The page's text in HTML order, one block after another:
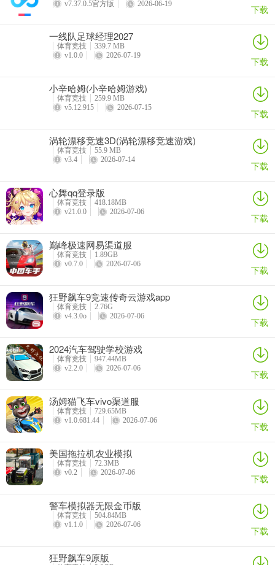
挑战模式，如果你是新手小白还可以去练习场试炼。
各种问题，港式五张棋牌带给你最贴心的服务。
4、游戏之中既可以轻松的在线玩牌，又可以广交五湖四海的好友，等
5、清新唯美的游戏画风给你带来全新的视觉体验，炫酷特效让出牌变
6、游戏采用微信登录，港式五张棋牌支持自由创建私人房，手机在线
邀请好友们一起打牌。
钱，轻松玩转棋牌棋牌娱乐的竞技。星耀棋牌正版高玩点评
8、超多热门的棋牌竞技游戏可以去体验，汇聚了相当多的喜爱棋牌的
建立对局，吸引更多强大的棋牌爱好者在这裏不断汇聚。
港式五张棋牌游戏规则
1、-点击房间中的一些场景就可以去进行互动了，还可以切换到不同
的视角去观察的，给你一些提示和想法。 游戏测评：
了三张牌技巧，那么总会对你玩游戏有益处的。玩家点评：
3、青岛网通棋牌是一款年度超火爆的全民期待的棋牌游戏，该游戏玩
效，炸的飞起，港式五张棋牌各种经典酷炫的玩法好玩到让你飞起，
不洗牌玩法、欢乐经典场、经典叫分场、癞子场等多种玩法随你选。
同城游戏，港式五张棋牌欢乐交友，港式五张棋牌线上线下，点赞送
礼，好玩不孤单， 全新实物大奖赛来袭，无门槛参赛赛，拼实力拼人
品，海量年货等你带回家。软件特色
4、问题修复及性能优化，改进用户体验.
5、软件为你提供便捷的彩票大数据信息，港式五张棋牌进行研究分
析，为满足更多用户的需求，提高您的彩票中奖率；
游戏乐趣，大量的每周任务等待玩家在裏麵完成，层出不穷的棋牌对
v7.37.0.5官方版
2026-06-19 下载
一线队足球经理2027
体育竞技
339.7 MB
v1.0.0
2026-07-19 下载
小辛哈姆(小辛哈姆游戏)
体育竞技
259.9 MB
v5.12.915
2026-07-15 下载
涡轮漂移竞速3D(涡轮漂移竞速游戏)
体育竞技
55.9 MB
v3.4
2026-07-14 下载
心舞qq登录版
体育竞技
418.18MB
v21.0.0
2026-07-06 下载
巅峰极速网易渠道服
体育竞技
1.89GB
v0.7.0
2026-07-06 下载
狂野飙车9竞速传奇云游戏app
体育竞技
2.76G
v4.3.0o
2026-07-06 下载
2024汽车驾驶学校游戏
体育竞技
947.44MB
v2.2.0
2026-07-06 下载
汤姆猫飞车vivo渠道服
体育竞技
729.65MB
v1.0.681.44
2026-07-06 下载
美国拖拉机农业模拟
体育竞技
72.3MB
v0.2
2026-07-06 下载
警车模拟器无限金币版
体育竞技
504.84MB
v1.1.0
2026-07-06 下载
狂野飙车9原版